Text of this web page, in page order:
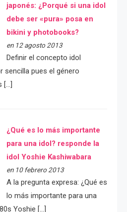
japonés: ¿Porqué si una idol
debe ser «pura» posa en
bikini y photobooks?
en 12 agosto 2013
Definir el concepto idol
sencilla pues el género
[…]
¿Qué es lo más importante
para una idol? responde la
idol Yoshie Kashiwabara
en 10 febrero 2013
A la pregunta expresa: ¿Qué es
lo más importante para una
Yoshie […]